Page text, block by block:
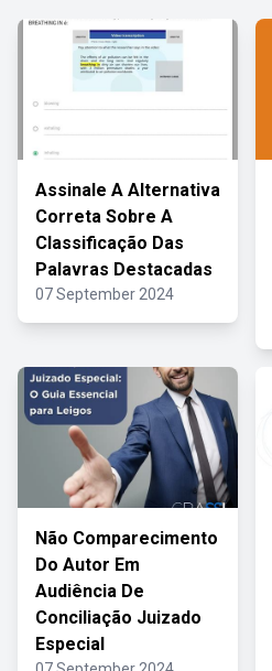
Assinale A Alternativa
Correta Sobre A
Classificação Das
Palavras Destacadas
07 September 2024
Não Comparecimento
Do Autor Em
Audiência De
Conciliação Juizado
Especial